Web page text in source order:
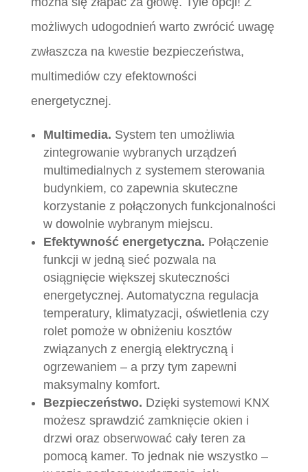
możliwych udogodnień warto zwrócić uwagę
zwłaszcza na kwestie bezpieczeństwa,
multimediów czy efektowności
energetycznej.
Multimedia. System ten umożliwia
zintegrowanie wybranych urządzeń
multimedialnych z systemem sterowania
budynkiem, co zapewnia skuteczne
korzystanie z połączonych funkcjonalności
w dowolnie wybranym miejscu.
Efektywność energetyczna. Połączenie
funkcji w jedną sieć pozwala na
osiągnięcie większej skuteczności
energetycznej. Automatyczna regulacja
temperatury, klimatyzacji, oświetlenia czy
rolet pomoże w obniżeniu kosztów
związanych z energią elektryczną i
ogrzewaniem – a przy tym zapewni
maksymalny komfort.
Bezpieczeństwo. Dzięki systemowi KNX
możesz sprawdzić zamknięcie okien i
drzwi oraz obserwować cały teren za
pomocą kamer. To jednak nie wszystko –